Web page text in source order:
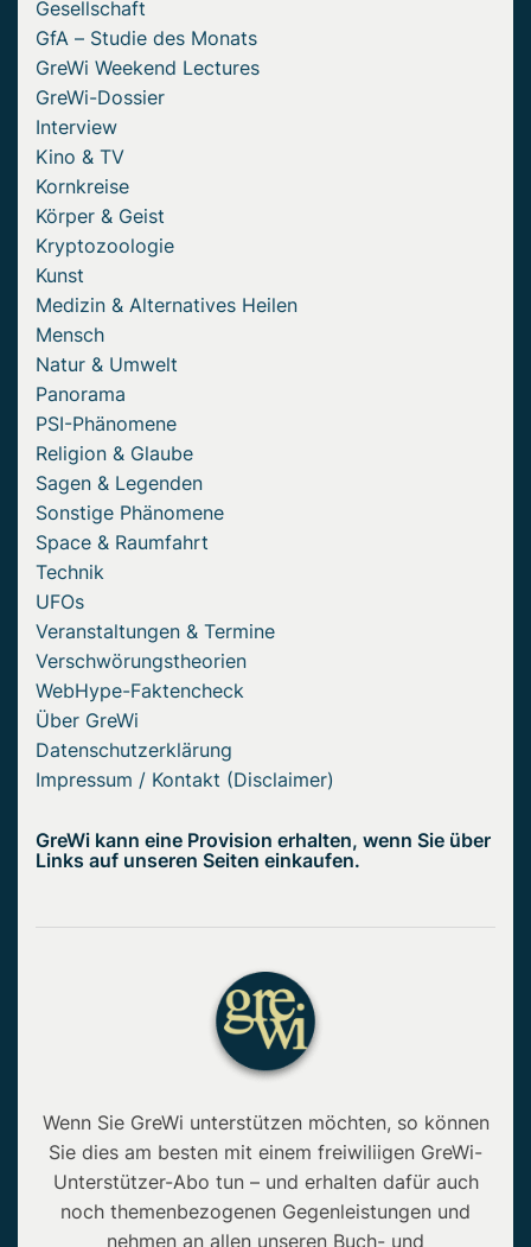
Gesellschaft
GfA – Studie des Monats
GreWi Weekend Lectures
GreWi-Dossier
Interview
Kino & TV
Kornkreise
Körper & Geist
Kryptozoologie
Kunst
Medizin & Alternatives Heilen
Mensch
Natur & Umwelt
Panorama
PSI-Phänomene
Religion & Glaube
Sagen & Legenden
Sonstige Phänomene
Space & Raumfahrt
Technik
UFOs
Veranstaltungen & Termine
Verschwörungstheorien
WebHype-Faktencheck
Über GreWi
Datenschutzerklärung
Impressum / Kontakt (Disclaimer)
GreWi kann eine Provision erhalten, wenn Sie über
Links auf unseren Seiten einkaufen.
Wenn Sie GreWi unterstützen möchten, so können
Sie dies am besten mit einem freiwiliigen GreWi-
Unterstützer-Abo tun – und erhalten dafür auch
noch themenbezogenen Gegenleistungen und
nehmen an allen unseren Buch- und